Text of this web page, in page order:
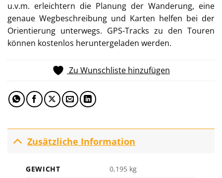
u.v.m. erleichtern die Planung der Wanderung, eine
genaue Wegbeschreibung und Karten helfen bei der
Orientierung unterwegs. GPS-Tracks zu den Touren
können kostenlos heruntergeladen werden.
Zu Wunschliste hinzufügen
Zusätzliche Information
GEWICHT
0,195 kg